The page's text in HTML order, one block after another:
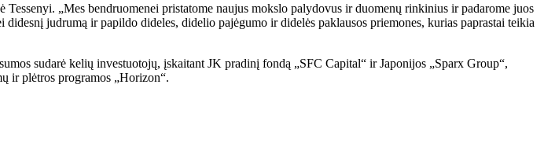
„Mes bendruomenei pristatome naujus mokslo palydovus ir duomenų rinkinius ir padarome juos
judrumą ir papildo dideles, didelio pajėgumo ir didelės paklausos priemones, kurias paprastai teikia
sudarė kelių investuotojų, įskaitant JK pradinį fondą „SFC Capital“ ir Japonijos „Sparx Group“,
ir plėtros programos „Horizon“.